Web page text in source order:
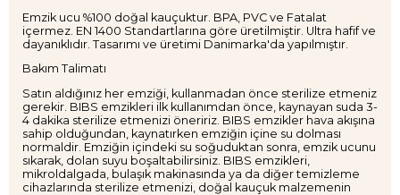
Emzik ucu %100 doğal kauçuktur. BPA, PVC ve Fatalat
içermez. EN 1400 Standartlarına göre üretilmiştir. Ultra hafif ve
dayanıklıdır. Tasarımı ve üretimi Danimarka'da yapılmıştır.
Bakım Talimatı
Satın aldığınız her emziği, kullanmadan önce sterilize etmeniz
gerekir. BIBS emzikleri ilk kullanımdan önce, kaynayan suda 3-
4 dakika sterilize etmenizi öneririz. BIBS emzikler hava akışına
sahip olduğundan, kaynatırken emziğin içine su dolması
normaldir. Emziğin içindeki su soğuduktan sonra, emzik ucunu
sıkarak, dolan suyu boşaltabilirsiniz. BIBS emzikleri,
mikroldalgada, bulaşık makinasında ya da diğer temizleme
cihazlarında sterilize etmenizi, doğal kauçuk malzemenin